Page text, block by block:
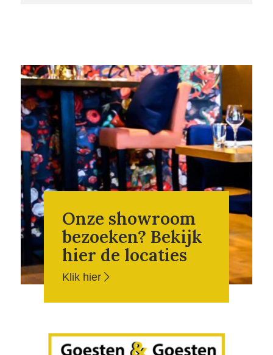
Onze showroom
bezoeken? Bekijk
hier de locaties
Klik hier